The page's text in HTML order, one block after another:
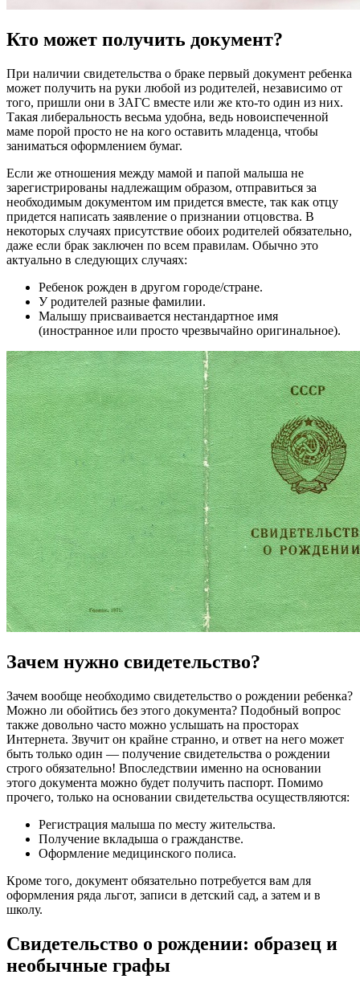
Кто может получить документ?
При наличии свидетельства о браке первый документ ребенка
может получить на руки любой из родителей, независимо от
того, пришли они в ЗАГС вместе или же кто-то один из них.
Такая либеральность весьма удобна, ведь новоиспеченной
маме порой просто не на кого оставить младенца, чтобы
заниматься оформлением бумаг.
Если же отношения между мамой и папой малыша не
зарегистрированы надлежащим образом, отправиться за
необходимым документом им придется вместе, так как отцу
придется написать заявление о признании отцовства. В
некоторых случаях присутствие обоих родителей обязательно,
даже если брак заключен по всем правилам. Обычно это
актуально в следующих случаях:
Ребенок рожден в другом городе/стране.
У родителей разные фамилии.
Малышу присваивается нестандартное имя
(иностранное или просто чрезвычайно оригинальное).
Зачем нужно свидетельство?
Зачем вообще необходимо свидетельство о рождении ребенка?
Можно ли обойтись без этого документа? Подобный вопрос
также довольно часто можно услышать на просторах
Интернета. Звучит он крайне странно, и ответ на него может
быть только один — получение свидетельства о рождении
строго обязательно! Впоследствии именно на основании
этого документа можно будет получить паспорт. Помимо
прочего, только на основании свидетельства осуществляются:
Регистрация малыша по месту жительства.
Получение вкладыша о гражданстве.
Оформление медицинского полиса.
Кроме того, документ обязательно потребуется вам для
оформления ряда льгот, записи в детский сад, а затем и в
школу.
Свидетельство о рождении: образец и
необычные графы